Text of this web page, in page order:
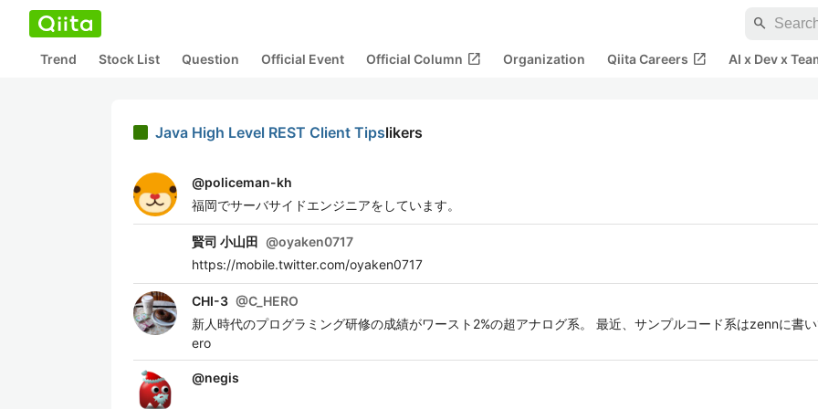
search
Trend Stock List Question Official Event Official Column open_in_new Organization Qiita Careers open_in_new AI x Dev x
Java High Level REST Client Tipslikers
@policeman-kh
福岡でサーバサイドエンジニアをしています。
賢司 小山田 @oyaken0717
https://mobile.twitter.com/oyaken0717
CHI-3 @C_HERO
新人時代のプログラミング研修の成績がワースト2%の超アナログ系。 最近、サンプルコード系はzennに
ero
@negis